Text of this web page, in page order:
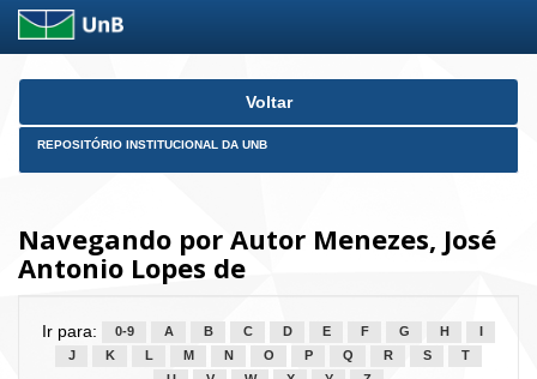
Skip
Voltar
REPOSITÓRIO INSTITUCIONAL DA UNB
Navegando por Autor Menezes, José
Antonio Lopes de
Ir para: 0-9 A B C D E F G H
J
K L M N O P Q R S
T